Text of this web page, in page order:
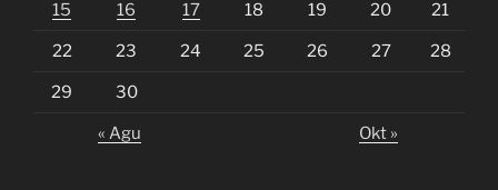
15 16 17 18 19 20 21
22 23 24 25 26 27 28
29 30
« Agu Okt »